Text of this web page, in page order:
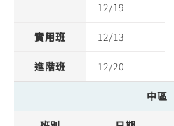
12/19
實用班 12/13
進階班 12/20
中區